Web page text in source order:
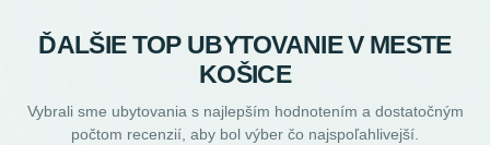
ĎALŠIE TOP UBYTOVANIE V MESTE
KOŠICE
Vybrali sme ubytovania s najlepším hodnotením a dostatočným
počtom recenzií, aby bol výber čo najspoľahlivejší.